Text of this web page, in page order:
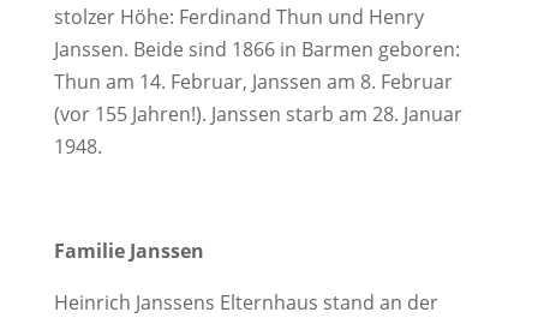
stolzer Höhe: Ferdinand Thun und Henry
Janssen. Beide sind 1866 in Barmen geboren:
Thun am 14. Februar, Janssen am 8. Februar
(vor 155 Jahren!). Janssen starb am 28. Januar
1948.
Familie Janssen
Heinrich Janssens Elternhaus stand an der